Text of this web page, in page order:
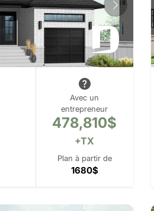
Avec un
entrepreneur
478,810$
+TX
Plan à partir de
1680$